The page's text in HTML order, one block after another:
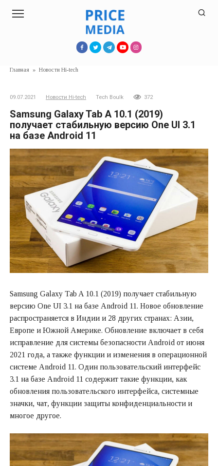
Главная » Новости Hi-tech
09.07.2021 Новости Hi-tech Tech Boulk 372
Samsung Galaxy Tab A 10.1 (2019)
получает стабильную версию One UI 3.1
на базе Android 11
Samsung Galaxy Tab A 10.1 (2019) получает стабильную
версию One UI 3.1 на базе Android 11. Новое обновление
распространяется в Индии и 28 других странах: Азии,
Европе и Южной Америке. Обновление включает в себя
исправление для системы безопасности Android от июня
2021 года, а также функции и изменения в операционной
системе Android 11. Один пользовательский интерфейс
3.1 на базе Android 11 содержит такие функции, как
обновления пользовательского интерфейса, системные
значки, чат, функции защиты конфиденциальности и
многое другое.